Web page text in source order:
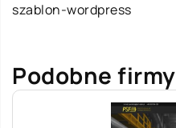
szablon-wordpress
Podobne firmy